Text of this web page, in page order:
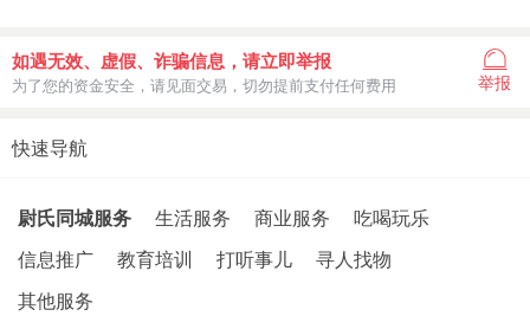
如遇无效、虚假、诈骗信息，请立即举报
为了您的资金安全，请见面交易，切勿提前支付任何费用 举报
快速导航
尉氏同城服务 生活服务 商业服务
吃喝玩乐
信息推广
教育培训 打听事儿
寻人找物
其他服务